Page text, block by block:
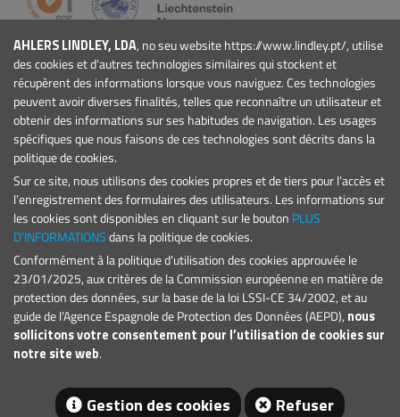
AHLERS LINDLEY, LDA, no seu website https://www.lindley.pt/, utilise
des cookies et d’autres technologies similaires qui stockent et
récupèrent des informations lorsque vous naviguez. Ces technologies
peuvent avoir diverses finalités, telles que reconnaître un utilisateur et
obtenir des informations sur ses habitudes de navigation. Les usages
spécifiques que nous faisons de ces technologies sont décrits dans la
politique de cookies.
Sur ce site, nous utilisons des cookies propres et de tiers pour l’accès et
l’enregistrement des formulaires des utilisateurs. Les informations sur
les cookies sont disponibles en cliquant sur le bouton PLUS
D’INFORMATIONSdans la politique de cookies.
Conformément à la politique d’utilisation des cookies approuvée le
23/01/2025, aux critères de la Commission européenne en matière de
protection des données, sur la base de la loi LSSI-CE 34/2002, et au
guide de l’Agence Espagnole de Protection des Données (AEPD), nous
sollicitons votre consentement pour l’utilisation de cookies sur
notre site web.
Gestion des cookies Refuser
ENTREPRISE
Qui Sommes-nous
Actualités
Événements
Projets
Conditions Générales
PRODUITS
Marinas et Ports de Plaisance
Signalisation maritime
CONTACT
E.:geral@lindley.pt
T.: +351 214 692 024